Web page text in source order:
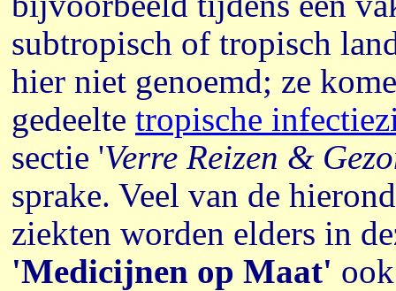
subtropisch of tropisch
hier niet genoemd; ze
gedeelte tropische
sectie 'Verre Reizen &
sprake. Veel van de
ziekten worden elders in
'Medicijnen op Maat'